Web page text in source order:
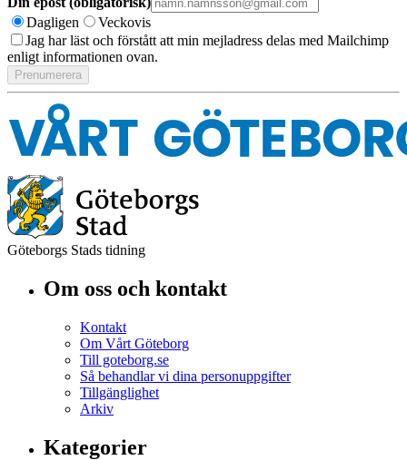
Dagligen
Veckovis
Jag har läst och förstått att min mejladress delas med Mailchimp
enligt informationen ovan.
Göteborgs Stads tidning
Om oss och kontakt
Kontakt
Om Vårt Göteborg
Till goteborg.se
Så behandlar vi dina personuppgifter
Tillgänglighet
Arkiv
Kategorier